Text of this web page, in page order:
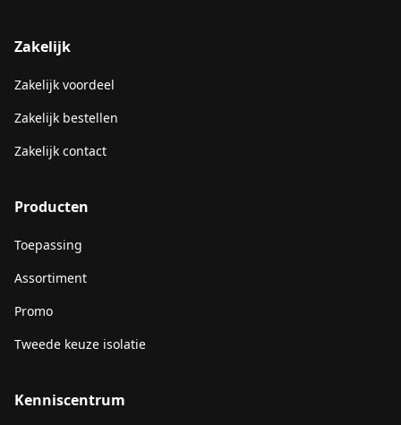
Zakelijk
Zakelijk voordeel
Zakelijk bestellen
Zakelijk contact
Producten
Toepassing
Assortiment
Promo
Tweede keuze isolatie
Kenniscentrum